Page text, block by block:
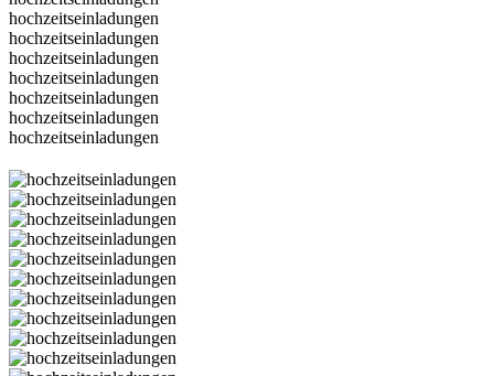
hochzeitseinladungen
hochzeitseinladungen
hochzeitseinladungen
hochzeitseinladungen
hochzeitseinladungen
hochzeitseinladungen
hochzeitseinladungen